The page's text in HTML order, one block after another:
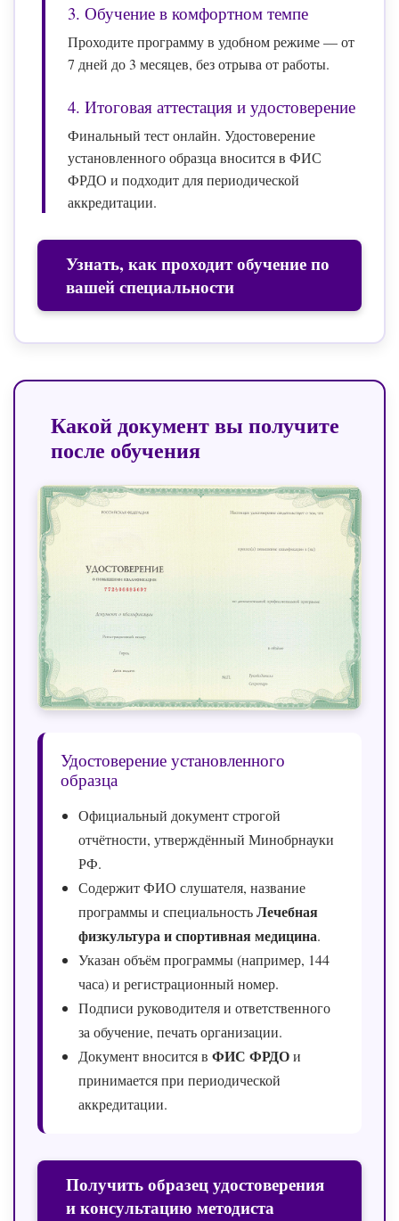
3. Обучение в комфортном темпе
Проходите программу в удобном режиме — от
7 дней до 3 месяцев, без отрыва от работы.
4. Итоговая аттестация и удостоверение
Финальный тест онлайн. Удостоверение
установленного образца вносится в ФИС
ФРДО и подходит для периодической
аккредитации.
Узнать, как проходит обучение по
вашей специальности
Какой документ вы получите
после обучения
Удостоверение установленного
образца
Официальный документ строгой
отчётности, утверждённый Минобрнауки
РФ.
Содержит ФИО слушателя, название
программы и специальностьЛечебная
физкультура и спортивная медицина.
Указан объём программы (например, 144
часа) и регистрационный номер.
Подписи руководителя и ответственного
за обучение, печать организации.
Документ вносится в ФИС ФРДОи
принимается при периодической
аккредитации.
Получить образец удостоверения
и консультацию методиста